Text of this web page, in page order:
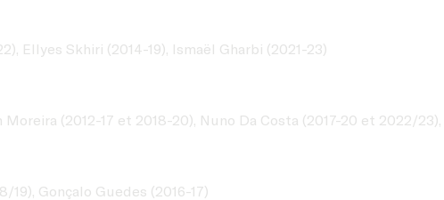
Ellyes Skhiri (2014-19), Ismaël Gharbi (2021-23)
(2012-17 et 2018-20), Nuno Da Costa (2017-20 et 2022/
19), Gonçalo Guedes (2016-17)